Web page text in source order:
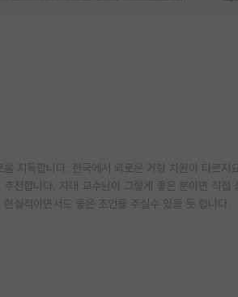
지독합니다. 한국에서 외로운 거랑 차원이 다르
천합니다. 자대 교수님이 그렇게 좋은 분이면 직
실적이면서도 좋은 조언을 주실수 있을 듯 합니다.